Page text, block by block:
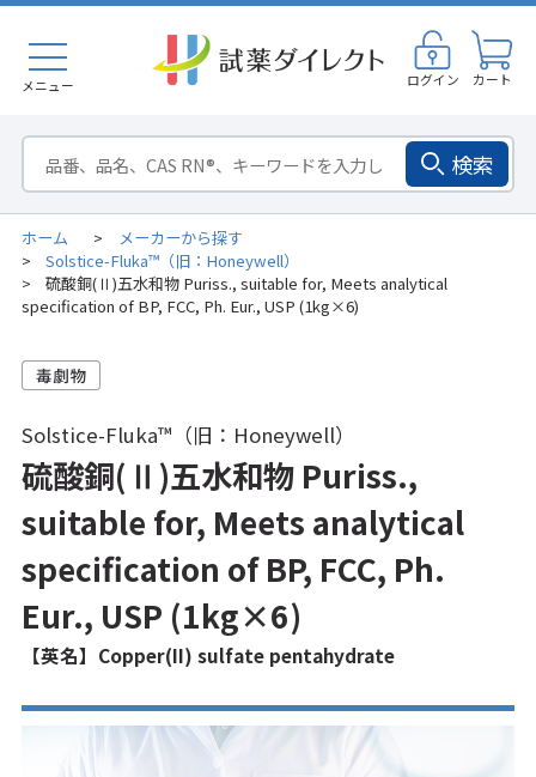
メニュー ログイン カート
検索
ホーム > メーカーから探す
> Solstice-Fluka™（旧：Honeywell）
>
硫酸銅(Ⅱ)五水和物 Puriss., suitable for, Meets analytical
specification of BP, FCC, Ph. Eur., USP (1kg×6)
Solstice-Fluka™（旧：Honeywell）
硫酸銅(Ⅱ)五水和物 Puriss.,
suitable for, Meets analytical
specification of BP, FCC, Ph.
Eur., USP (1kg×6)
【英名】Copper(II) sulfate pentahydrate